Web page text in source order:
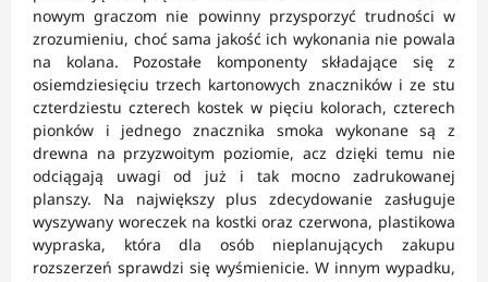
nowym graczom nie powinny przysporzyć trudności w
zrozumieniu, choć sama jakość ich wykonania nie powala
na kolana. Pozostałe komponenty składające się z
osiemdziesięciu trzech kartonowych znaczników i ze stu
czterdziestu czterech kostek w pięciu kolorach, czterech
pionków i jednego znacznika smoka wykonane są z
drewna na przyzwoitym poziomie, acz dzięki temu nie
odciągają uwagi od już i tak mocno zadrukowanej
planszy. Na największy plus zdecydowanie zasługuje
wyszywany woreczek na kostki oraz czerwona, plastikowa
wypraska, która dla osób nieplanujących zakupu
rozszerzeń sprawdzi się wyśmienicie. W innym wypadku,